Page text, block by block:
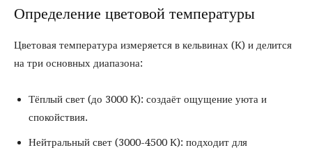
Определение цветовой температуры
Цветовая температура измеряется в кельвинах (К) и делится
на три основных диапазона:
Тёплый свет (до 3000 К): создаёт ощущение уюта и
спокойствия.
Нейтральный свет (3000-4500 К): подходит для